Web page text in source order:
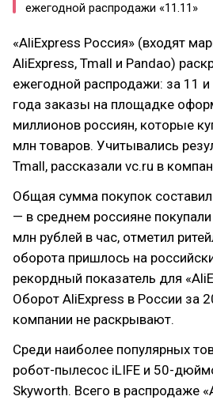
ежегодной распродажи «11.11»
«AliExpress Россия» (входят
AliExpress, Tmall и Pandao)
ежегодной распродажи: за 11
года заказы на площадке
миллионов россиян, которые
млн товаров. Учитывались
Tmall, рассказали vc.ru в
Общая сумма покупок
— в среднем россияне
млн рублей в час, отметил
оборота пришлось на
рекордный показатель для
Оборот AliExpress в России за
компании не раскрывают.
Среди наиболее популярных
робот-пылесос iLIFE и 50-
Skyworth. Всего в распродаже